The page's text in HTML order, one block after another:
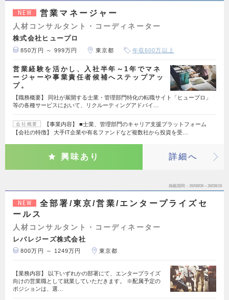
NEW 営業マネージャー
人材コンサルタント・コーディネーター
株式会社ヒュープロ
850万円 ～ 999万円 東京都 年収600万以上
営業経験を活かし、入社半年～1年でマネ
ージャーや事業責任者候補へステップアッ
プ。
【職務概要】 同社が展開する士業・管理部門特化の転職サイト「ヒュープロ」
等の各種サービスにおいて、リクルーティングアドバイ…
会社概要
【事業内容】 ■士業、管理部門のキャリア支援プラットフォーム
【会社の特徴】 大手IT企業や有名ファンドなど複数社から投資を受…
興味あり 詳細へ
掲載期間 26/08/06～26/08/19
NEW
全部署/東京/営業/エンタープライズセ
ールス
人材コンサルタント・コーディネーター
レバレジーズ株式会社
800万円 ～ 1249万円 東京都
【業務内容】 以下いずれかの部署にて、エンタープライズ
向けの営業職として就業していただきます。 ※配属予定の
ポジションは、選…